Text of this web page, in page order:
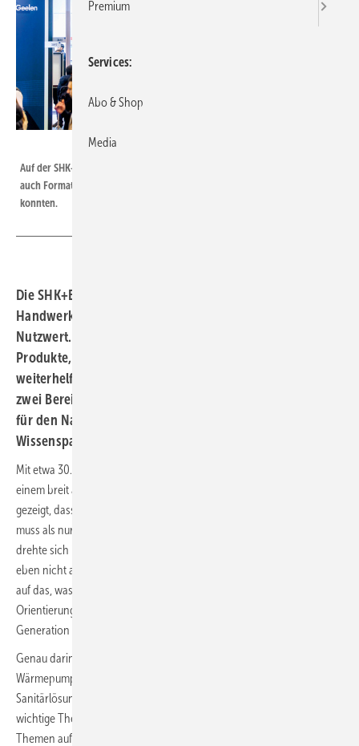
Auf der SHK+E 2026 standen nicht nur Produkte im Mittelpunkt, sondern
auch Formate, bei denen Besucher Technik und Handwerk direkt erleben
konnten.
Die SHK+E 2026 in Essen hat gezeigt, worauf es im SHK-
Handwerk gerade ankommt: weniger Messetheater, mehr
Nutzwert. Im Mittelpunkt standen nicht nur neue
Produkte, sondern vor allem Formate, die im Berufsalltag
weiterhelfen. Besonders aus unserer Sicht des blieben
zwei Bereiche hängen: die AZUBI-Lounge als Treffpunkt
für den Nachwuchs und der Monteurtag als
Wissenspaket für Praktiker.
Mit etwa 30.000 Besuchern, rund 350 Ausstellern aus 16 Ländern und
einem breit angelegten Fachprogramm hat die ­SHK+E 2026 in Essen
gezeigt, dass eine Fachmesse für das Handwerk heute mehr leisten
muss als nur Produkte nebeneinanderzustellen. Vom 17. bis 20. März
drehte sich in den Hallen alles um Sanitär, Heizung und Klima – aber
eben nicht als reine Leistungsschau, sondern mit einem klaren Blick
auf das, was im Betriebsalltag zählt: funktionierende Technik, schnelle
Orientierung, kompakte Weiterbildung und Angebote für die nächste
Generation im Handwerk.
Genau darin lag die Stärke dieser Messe. Natürlich waren
Wärmepumpen, hybride Heizsysteme, Biomasse, smarte
Sanitärlösungen, Wassertechnik, Werkzeuge und digitale Tools
wichtige Themen. Entscheidend war aber, wie die SHK+E diese
Themen aufbereitet hat. Viele Programmpunkte waren erkennbar auf
Premium
Services
Abo & Shop
Media